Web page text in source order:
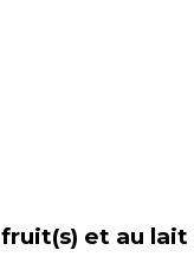
et au lait